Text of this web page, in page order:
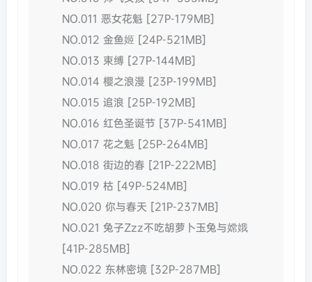
NO.011 恶女花魁 [27P-179MB]
NO.012 金鱼姬 [24P-521MB]
NO.013 束缚 [27P-144MB]
NO.014 樱之浪漫 [23P-199MB]
NO.015 追浪 [25P-192MB]
NO.016 红色圣诞节 [37P-541MB]
NO.017 花之魁 [25P-264MB]
NO.018 街边的春 [21P-222MB]
NO.019 枯 [49P-524MB]
NO.020 你与春天 [21P-237MB]
NO.021 兔子Zzz不吃胡萝卜玉兔与嫦娥
[41P-285MB]
NO.022 东林密境 [32P-287MB]